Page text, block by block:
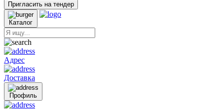
Пригласить на тендер
Каталог
Адрес
Доставка
Профиль